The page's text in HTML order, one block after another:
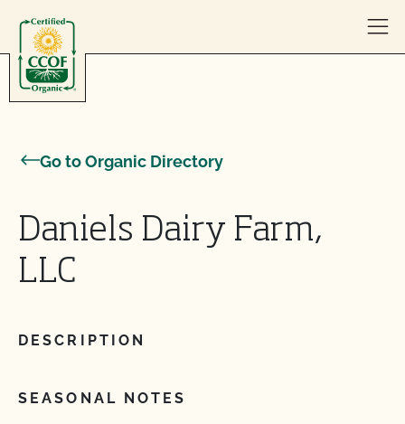
Go to Organic Directory
Daniels Dairy Farm,
LLC
DESCRIPTION
SEASONAL NOTES